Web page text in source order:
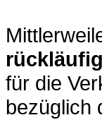
für die
bezüglich